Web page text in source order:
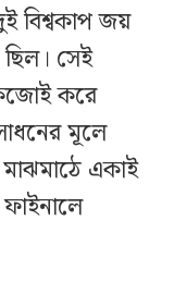
বিশ্বকাপ জয়
সেই
করে
মূলে
মাঝমাঠে একাই